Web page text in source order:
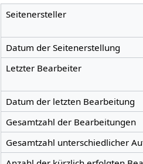
Seitenersteller
Datum der Seitenerstellung
Letzter Bearbeiter
Datum der letzten Bearbeitung
Gesamtzahl der Bearbeitungen
Gesamtzahl unterschiedlicher